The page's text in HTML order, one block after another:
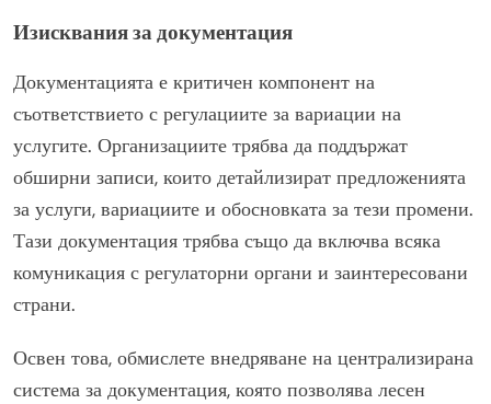
Изисквания за документация
Документацията е критичен компонент на
съответствието с регулациите за вариации на
услугите. Организациите трябва да поддържат
обширни записи, които детайлизират предложенията
за услуги, вариациите и обосновката за тези промени.
Тази документация трябва също да включва всяка
комуникация с регулаторни органи и заинтересовани
страни.
Освен това, обмислете внедряване на централизирана
система за документация, която позволява лесен